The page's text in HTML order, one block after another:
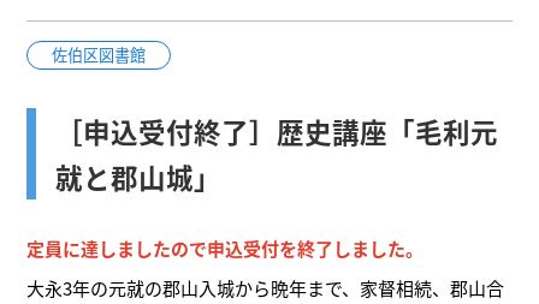
佐伯区図書館
［申込受付終了］歴史講座「毛利元
就と郡山城」
定員に達しましたので申込受付を終了しました。
大永3年の元就の郡山入城から晩年まで、家督相続、郡山合